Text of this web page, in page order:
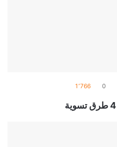
0 1٬766